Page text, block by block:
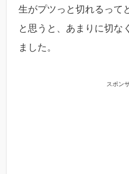
生がプツっと切れるって
と思うと、あまりに切な
ました。
スポン